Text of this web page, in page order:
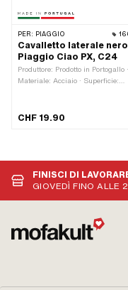
PER: PIAGGIO
Cavalletto laterale nero |
Piaggio Ciao PX, C24
Produttore: Prodotto in Portogallo ·
Materiale: Acciaio · Superficie:
pavimento: 190 mm · Lunghezza
spina
CHF 19.90
FINISCI DI
GIOVEDÌ FINO ALLE